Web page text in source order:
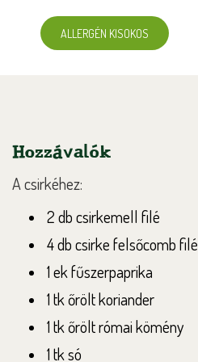
ALLERGÉN KISOKOS
Hozzávalók
A csirkéhez:
2 db csirkemell filé
4 db csirke felsőcomb filé
1 ek fűszerpaprika
1 tk őrölt koriander
1 tk őrölt római kömény
1 tk só